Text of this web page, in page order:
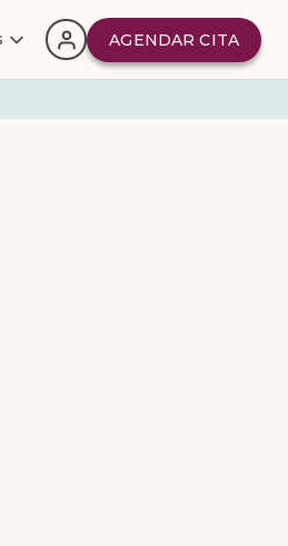
AGENDAR CITA